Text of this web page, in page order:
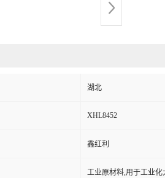
湖北
XHL8452
鑫红利
工业原材料,用于工业化